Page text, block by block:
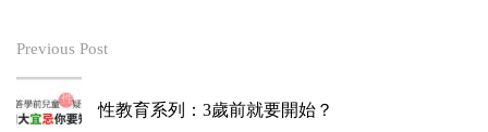
Previous Post
性教育系列：3歲前就要開始？